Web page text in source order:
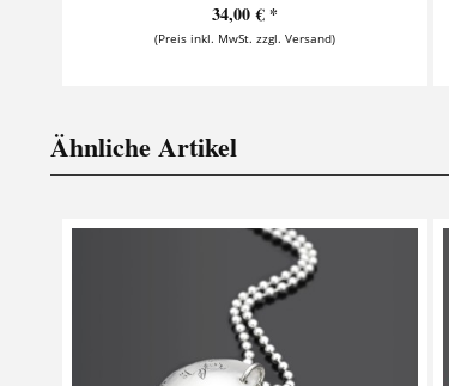
34,00 € *
(Preis inkl. MwSt. zzgl. Versand)
Ähnliche Artikel